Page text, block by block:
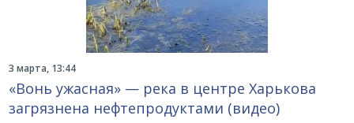
3 марта, 13:44
«Вонь ужасная» — река в центре Харькова
загрязнена нефтепродуктами (видео)